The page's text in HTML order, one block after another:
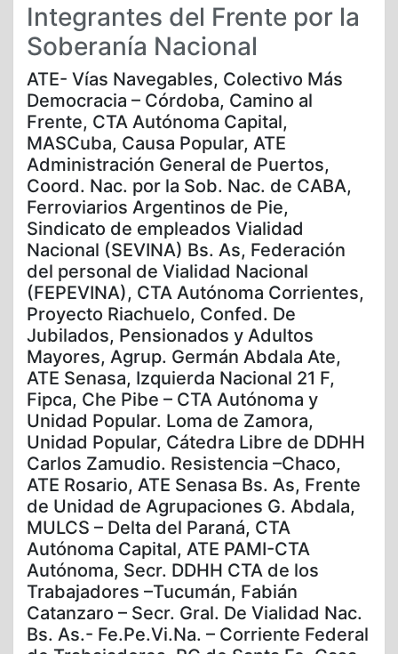
Integrantes del Frente por la
Soberanía Nacional
ATE- Vías Navegables, Colectivo Más
Democracia – Córdoba, Camino al
Frente, CTA Autónoma Capital,
MASCuba, Causa Popular, ATE
Administración General de Puertos,
Coord. Nac. por la Sob. Nac. de CABA,
Ferroviarios Argentinos de Pie,
Sindicato de empleados Vialidad
Nacional (SEVINA) Bs. As, Federación
del personal de Vialidad Nacional
(FEPEVINA), CTA Autónoma Corrientes,
Proyecto Riachuelo, Confed. De
Jubilados, Pensionados y Adultos
Mayores, Agrup. Germán Abdala Ate,
ATE Senasa, Izquierda Nacional 21 F,
Fipca, Che Pibe – CTA Autónoma y
Unidad Popular. Loma de Zamora,
Unidad Popular, Cátedra Libre de DDHH
Carlos Zamudio. Resistencia –Chaco,
ATE Rosario, ATE Senasa Bs. As, Frente
de Unidad de Agrupaciones G. Abdala,
MULCS – Delta del Paraná, CTA
Autónoma Capital, ATE PAMI-CTA
Autónoma, Secr. DDHH CTA de los
Trabajadores –Tucumán, Fabián
Catanzaro – Secr. Gral. De Vialidad Nac.
Bs. As.- Fe.Pe.Vi.Na. – Corriente Federal